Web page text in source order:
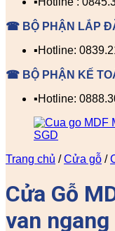
☎ BỘ PHẬN LẮP
▪️Hotline:
☎ BỘ PHẬN KẾ
▪️Hotline:
Trang chủ / Cửa gỗ /
Cửa Gỗ
van ngang